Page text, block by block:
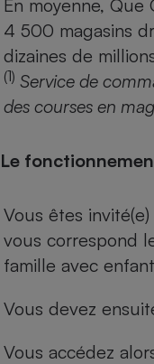
En moyenne, Que
4 500 magasins
dizaines de
(1) Service de
des courses en
Le
Vous êtes
vous correspond
famille avec
Vous devez
Vous accédez